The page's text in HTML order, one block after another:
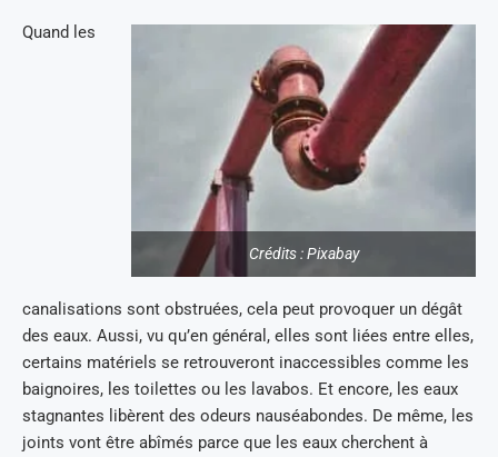
Crédits : Pixabay
Quand les
canalisations sont obstruées, cela peut provoquer un dégât
des eaux. Aussi, vu qu’en général, elles sont liées entre elles,
certains matériels se retrouveront inaccessibles comme les
baignoires, les toilettes ou les lavabos. Et encore, les eaux
stagnantes libèrent des odeurs nauséabondes. De même, les
joints vont être abîmés parce que les eaux cherchent à